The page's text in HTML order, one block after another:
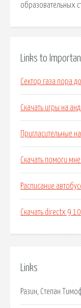
образовательных
Links to
Сектор газа пора
Скачать игры на
Пригласительные
Скачать помоги
Расписание
Скачать directx 9
Links
Разин, Степан